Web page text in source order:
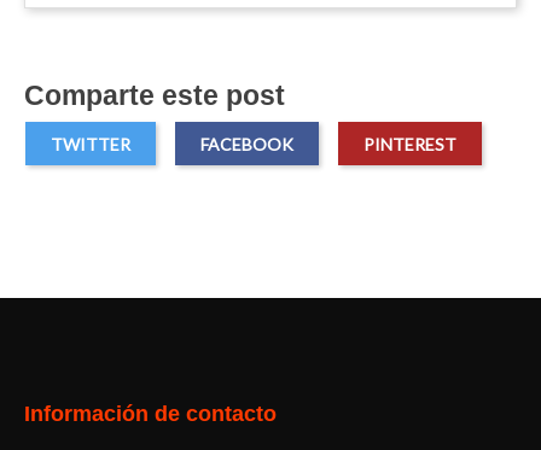
Comparte este post
TWITTER FACEBOOK PINTEREST
Información de contacto